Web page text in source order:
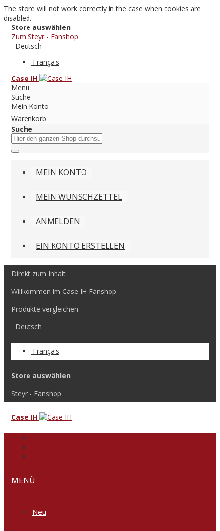
The store will not work correctly in the case when cookies are
disabled.
Store auswählen
Zum Steyr - Fanshop
Deutsch
Français
Case IH
Menü
Suche
Mein Konto
Warenkorb
Suche
MEIN KONTO
MEIN WUNSCHZETTEL
ANMELDEN
EIN KONTO ERSTELLEN
Direkt zum Inhalt
Willkommen im Case IH Fanshop
Produkte vergleichen
Deutsch
Français
Store auswählen
Steyr - Fanshop
Case IH
MENÜ
Neu